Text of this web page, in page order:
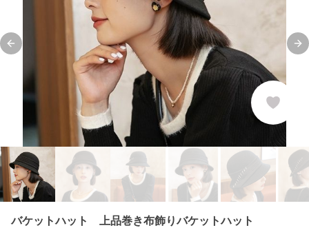
Previous slide
バケットハット 上品巻き布飾りバケットハット